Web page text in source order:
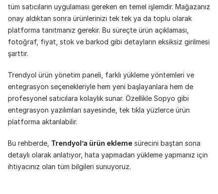
tüm satıcıların uygulaması gereken en temel işlemdir. Mağazanız
onay aldıktan sonra ürünlerinizi tek tek ya da toplu olarak
platforma tanıtmanız gerekir. Bu süreçte ürün açıklaması,
fotoğraf, fiyat, stok ve barkod gibi detayların eksiksiz girilmesi
şarttır.
Trendyol ürün yönetim paneli, farklı yükleme yöntemleri ve
entegrasyon seçenekleriyle hem yeni başlayanlara hem de
profesyonel satıcılara kolaylık sunar. Özellikle Sopyo gibi
entegrasyon yazılımları sayesinde, tek tıkla yüzlerce ürün
platforma aktarılabilir.
Bu rehberde, Trendyol’a ürün ekleme sürecini baştan sona
detaylı olarak anlatıyor, hata yapmadan yükleme yapmanız için
ihtiyacınız olan tüm bilgileri sunuyoruz.